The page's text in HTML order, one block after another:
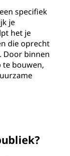
specifiek
je
het je
die oprecht
Door binnen
te bouwen,